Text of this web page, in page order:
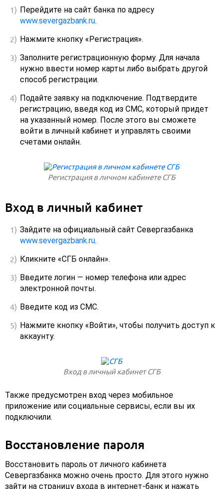
Перейдите на сайт банка по адресу
www.severgazbank.ru.
Нажмите кнопку «Регистрация».
Заполните регистрационную форму. Для начала
нужно ввести номер карты либо выбрать другой
способ регистрации.
Подайте заявку на подключение. Подтвердите
регистрацию, введя код из СМС, который придет
на указанный номер. После этого вы сможете
войти в личный кабинет и управлять своими
счетами онлайн.
Регистрация в личном кабинете СГБ
Вход в личный кабинет
Зайдите на официальный сайт Севергазбанка
www.severgazbank.ru.
Кликните «СГБ онлайн».
Введите логин — номер телефона или адрес
электронной почты.
Введите код из СМС.
Нажмите кнопку «Войти», чтобы получить доступ к
аккаунту.
Вход в личный кабинет СГБ
Также предусмотрен вход через мобильное
приложение или социальные сервисы, если вы их
подключили.
Восстановление пароля
Восстановить пароль от личного кабинета
Севергазбанка можно очень просто. Для этого нужно
зайти на страницу входа в интернет-банк и нажать